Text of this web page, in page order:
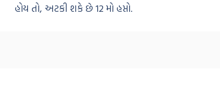
હોય તો, અટકી શકે છે 12 મો હપ્તો.